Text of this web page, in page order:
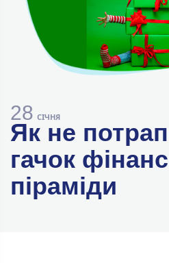
28 СІЧНЯ
Як не
гачок
піраміди